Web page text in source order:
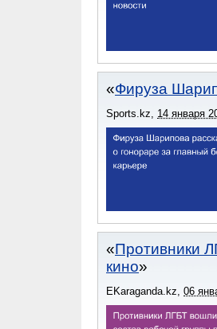
Фируза
Sports.kz, 14 января
Противники
кино
EKaraganda.kz, 06